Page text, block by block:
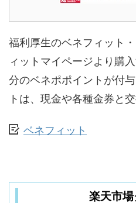
福利厚生のベネフィット
ィットマイページより購
分のベネポポイントが付
トは、現金や各種金券と交
ベネフィット
楽天市